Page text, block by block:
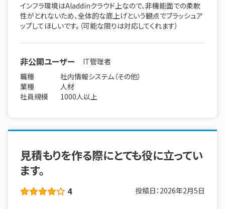
インフラ環境はAladdinクラウド上なので、非機能面での柔軟
性がとれないため、全体的な底上げという観点でブラッシュア
ップしてほしいです。（可能な限りは対応してくれます）
非公開ユーザー
IT管理者
職種
社内情報システム（その他）
業種
人材
社員規模
1000人以上
見積もりを作る際にとても役に立ってい
ます。
4 投稿日： 2026年2月5日